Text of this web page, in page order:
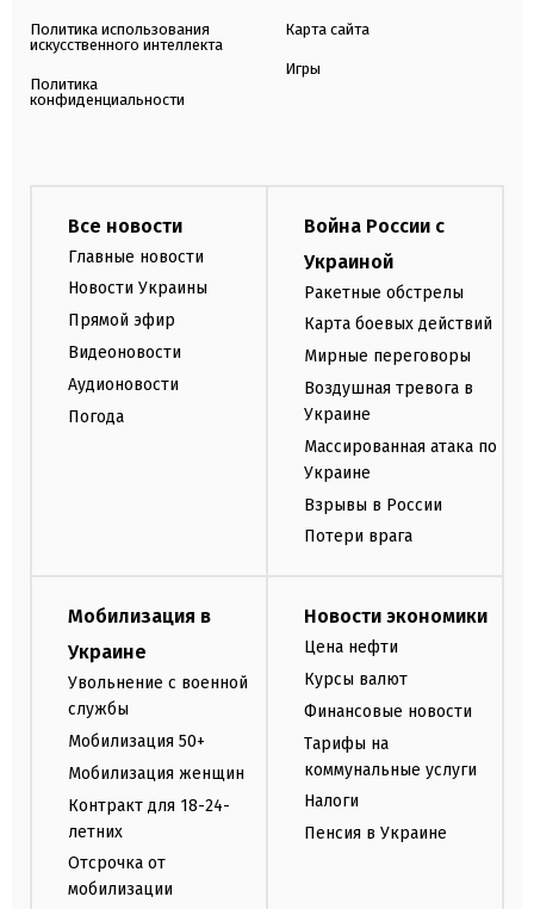
Политика использования
искусственного интеллекта
Политика
конфиденциальности
Карта сайта
Игры
Все новости
Главные новости
Новости Украины
Прямой эфир
Видеоновости
Аудионовости
Погода
Война России с
Украиной
Ракетные обстрелы
Карта боевых действий
Мирные переговоры
Воздушная тревога в
Украине
Массированная атака по
Украине
Взрывы в России
Потери врага
Мобилизация в
Украине
Увольнение с военной
службы
Мобилизация 50+
Мобилизация женщин
Контракт для 18-24-
летних
Отсрочка от
мобилизации
Новости экономики
Цена нефти
Курсы валют
Финансовые новости
Тарифы на
коммунальные услуги
Налоги
Пенсия в Украине